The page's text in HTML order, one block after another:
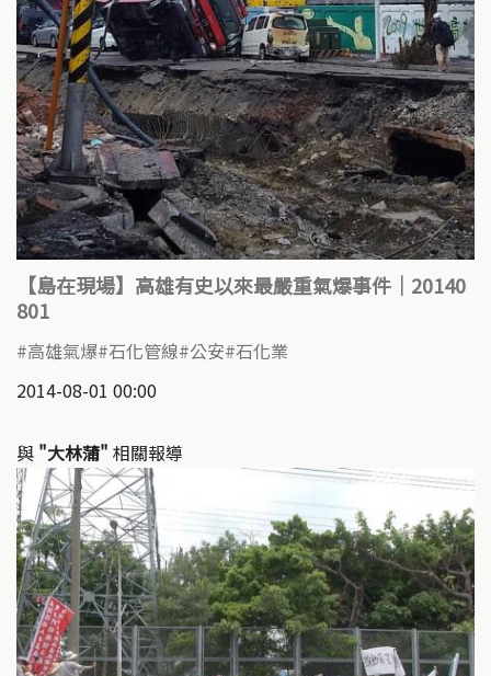
【島在現場】高雄有史以來最嚴重氣爆事件｜20140
801
高雄氣爆 石化管線 公安 石化業
2014-08-01 00:00
與 "大林蒲" 相關報導